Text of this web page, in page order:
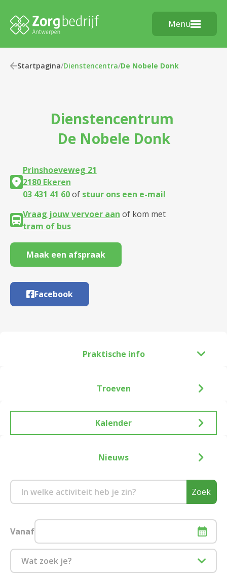
Menu
Startpagina/Dienstencentra/De Nobele Donk
Dienstencentrum
De Nobele Donk
Prinshoeveweg 21
2180 Ekeren
03 431 41 60of stuur ons een e-mail
Vraag jouw vervoer aan of kom met
tram of bus
Maak een afspraak
Facebook
Praktische info
Troeven
Kalender
Zoek
Vanaf
Wat zoek je?
Nieuws